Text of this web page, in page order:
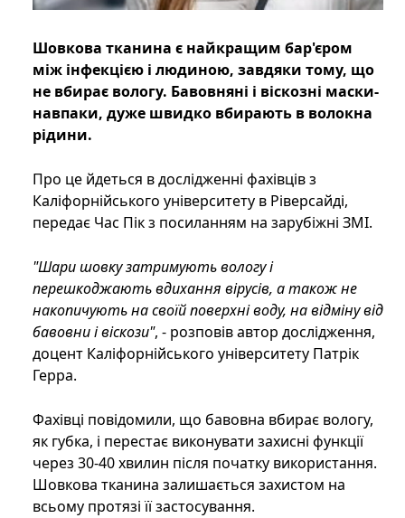
Шовкова тканина є найкращим бар'єром
між інфекцією і людиною, завдяки тому, що
не вбирає вологу. Бавовняні і віскозні маски-
навпаки, дуже швидко вбирають в волокна
рідини.
Про це йдеться в дослідженні фахівців з
Каліфорнійського університету в Ріверсайді,
передає Час Пік з посиланням на зарубіжні ЗМІ.
"Шари шовку затримують вологу і
перешкоджають вдихання вірусів, а також не
накопичують на своїй поверхні воду, на відміну від
бавовни і віскози", - розповів автор дослідження,
доцент Каліфорнійського університету Патрік
Герра.
Фахівці повідомили, що бавовна вбирає вологу,
як губка, і перестає виконувати захисні функції
через 30-40 хвилин після початку використання.
Шовкова тканина залишається захистом на
всьому протязі її застосування.